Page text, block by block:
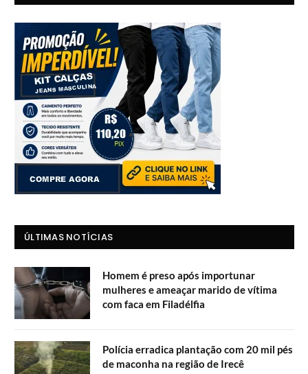
ÚLTIMAS NOTÍCIAS
Homem é preso após importunar
mulheres e ameaçar marido de vítima
com faca em Filadélfia
Polícia erradica plantação com 20 mil pés
de maconha na região de Irecê